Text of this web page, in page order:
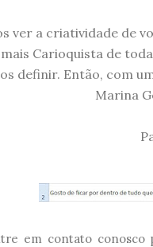
ver a criatividade de
Carioquista de
definir. Então, com
Marina
em contato conosco